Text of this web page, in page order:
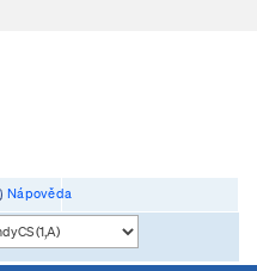
Nápověda